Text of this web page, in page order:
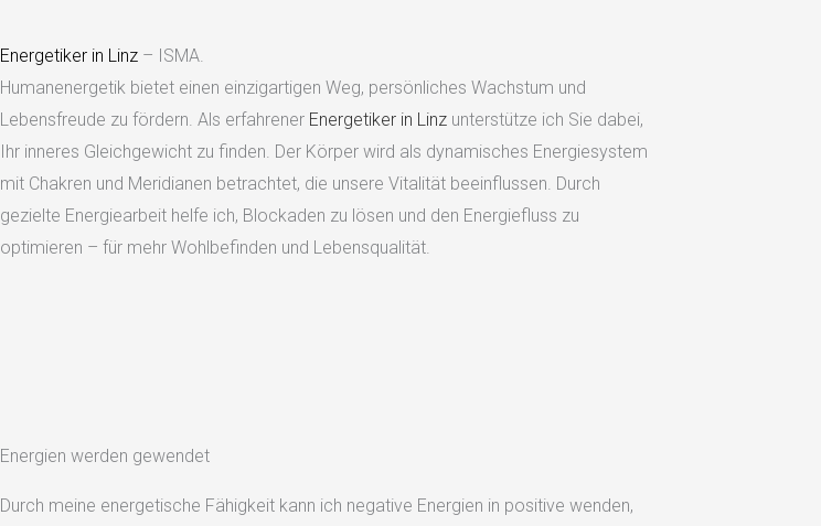
Energetiker in Linz – ISMA.
Humanenergetik bietet einen einzigartigen Weg, persönliches Wachstum und
Lebensfreude zu fördern. Als erfahrener Energetiker in Linz unterstütze ich Sie dabei,
Ihr inneres Gleichgewicht zu finden. Der Körper wird als dynamisches Energiesystem
mit Chakren und Meridianen betrachtet, die unsere Vitalität beeinflussen. Durch
gezielte Energiearbeit helfe ich, Blockaden zu lösen und den Energiefluss zu
optimieren – für mehr Wohlbefinden und Lebensqualität.
Energien werden gewendet
Durch meine energetische Fähigkeit kann ich negative Energien in positive wenden,